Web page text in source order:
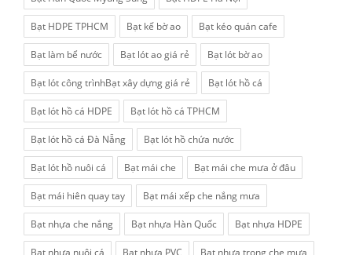
Bạt HDPE TPHCM Bạt kế bờ ao Bạt kéo quán cafe
Bạt làm bể nước Bạt lót ao giá rẻ Bạt lót bờ ao
Bạt lót công trìnhBạt xây dựng giá rẻ Bạt lót hồ cá
Bạt lót hồ cá HDPE Bạt lót hồ cá TPHCM
Bạt lót hồ cá Đà Nẵng Bạt lót hồ chứa nước
Bạt lót hồ nuôi cá Bạt mái che Bạt mái che mưa ở đâu
Bạt mái hiên quay tay Bạt mái xếp che nắng mưa
Bạt nhựa che nắng Bạt nhựa Hàn Quốc Bạt nhựa HDPE
Bạt nhựa nuôi cá Bạt nhựa PVC Bạt nhựa trong che mưa